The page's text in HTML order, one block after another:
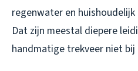
regenwater en
Dat zijn meestal diepere
handmatige trekveer niet bij